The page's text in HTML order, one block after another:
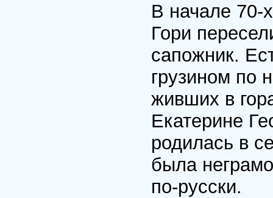
В начале 70-
Гори
сапожник.
грузином по
живших в
Екатерине
родилась в
была
по-русски.